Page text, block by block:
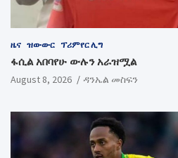
ዜና ዝውውር ፕሪምየር ሊግ
ፋሲል አበባየሁ ውሉን አራዝሟል
August 8, 2026 ዳንኤል መስፍን